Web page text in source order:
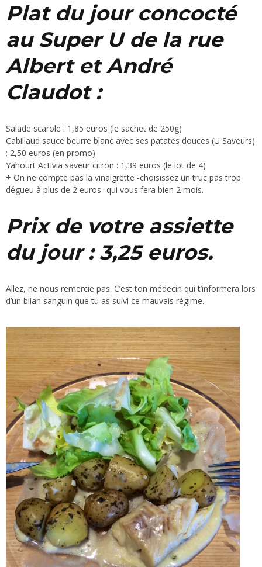
Plat du jour concocté
au Super U de la rue
Albert et André
Claudot :
Salade scarole : 1,85 euros (le sachet de 250g)
Cabillaud sauce beurre blanc avec ses patates douces (U Saveurs)
: 2,50 euros (en promo)
Yahourt Activia saveur citron : 1,39 euros (le lot de 4)
+ On ne compte pas la vinaigrette -choisissez un truc pas trop
dégueu à plus de 2 euros- qui vous fera bien 2 mois.
Prix de votre assiette
du jour : 3,25 euros.
Allez, ne nous remercie pas. C’est ton médecin qui t’informera lors
d’un bilan sanguin que tu as suivi ce mauvais régime.